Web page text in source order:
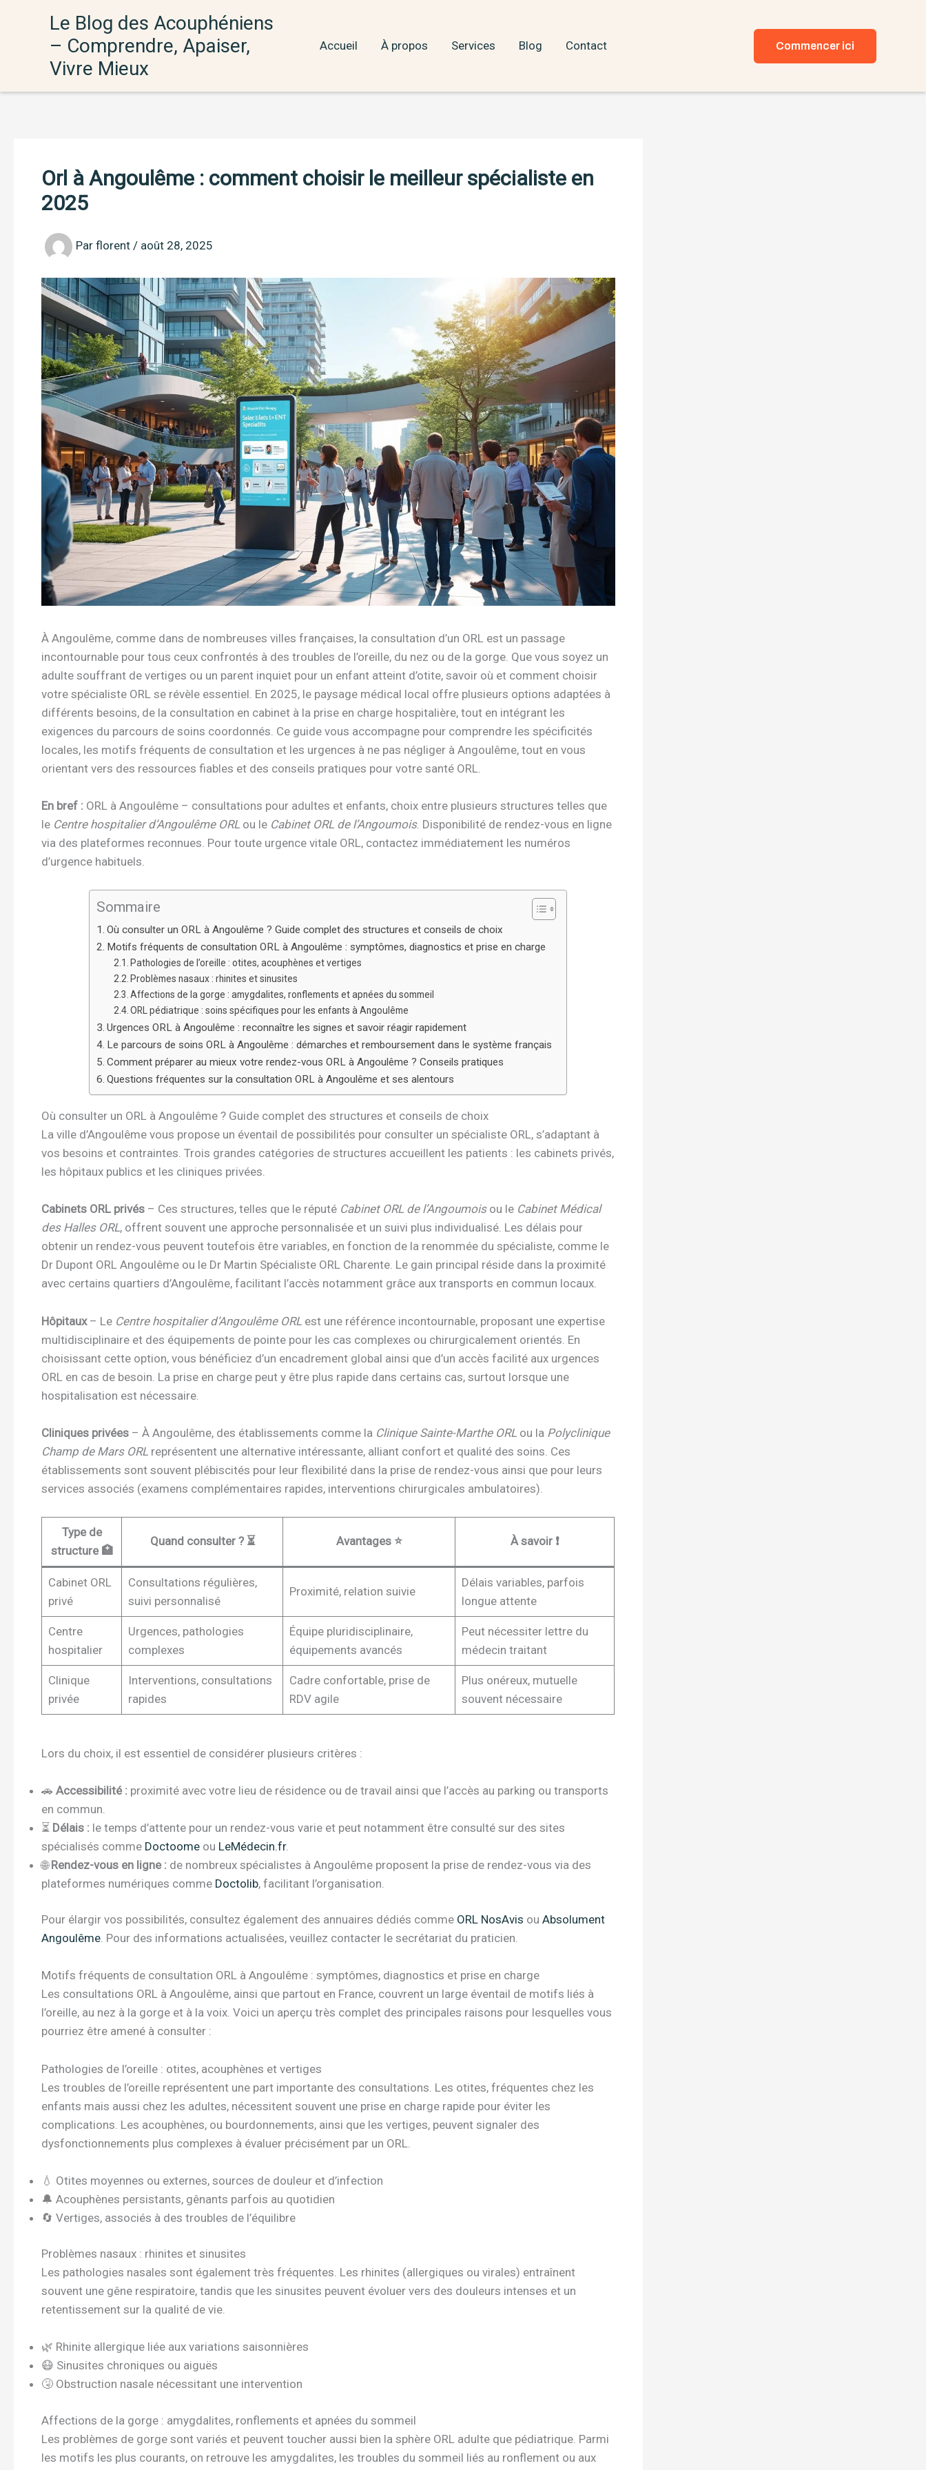
Le Blog des Acouphéniens
– Comprendre, Apaiser,
Vivre Mieux
Accueil À propos Services Blog Contact Commencer ici
Orl à Angoulême : comment choisir le meilleur spécialiste en
2025
Par florent / août 28, 2025
À Angoulême, comme dans de nombreuses villes françaises, la consultation d’un ORL est un passage
incontournable pour tous ceux confrontés à des troubles de l’oreille, du nez ou de la gorge. Que vous soyez un
adulte souffrant de vertiges ou un parent inquiet pour un enfant atteint d’otite, savoir où et comment choisir
votre spécialiste ORL se révèle essentiel. En 2025, le paysage médical local offre plusieurs options adaptées à
différents besoins, de la consultation en cabinet à la prise en charge hospitalière, tout en intégrant les
exigences du parcours de soins coordonnés. Ce guide vous accompagne pour comprendre les spécificités
locales, les motifs fréquents de consultation et les urgences à ne pas négliger à Angoulême, tout en vous
orientant vers des ressources fiables et des conseils pratiques pour votre santé ORL.
En bref : ORL à Angoulême – consultations pour adultes et enfants, choix entre plusieurs structures telles que
le Centre hospitalier d’Angoulême ORL ou le Cabinet ORL de l’Angoumois. Disponibilité de rendez-vous en ligne
via des plateformes reconnues. Pour toute urgence vitale ORL, contactez immédiatement les numéros
d’urgence habituels.
Sommaire
Où consulter un ORL à Angoulême ? Guide complet des structures et conseils de choix
Motifs fréquents de consultation ORL à Angoulême : symptômes, diagnostics et prise en charge
Pathologies de l’oreille : otites, acouphènes et vertiges
Problèmes nasaux : rhinites et sinusites
Affections de la gorge : amygdalites, ronflements et apnées du sommeil
ORL pédiatrique : soins spécifiques pour les enfants à Angoulême
Urgences ORL à Angoulême : reconnaître les signes et savoir réagir rapidement
Le parcours de soins ORL à Angoulême : démarches et remboursement dans le système français
Comment préparer au mieux votre rendez-vous ORL à Angoulême ? Conseils pratiques
Questions fréquentes sur la consultation ORL à Angoulême et ses alentours
Où consulter un ORL à Angoulême ? Guide complet des structures et conseils de choix
La ville d’Angoulême vous propose un éventail de possibilités pour consulter un spécialiste ORL, s’adaptant à
vos besoins et contraintes. Trois grandes catégories de structures accueillent les patients : les cabinets privés,
les hôpitaux publics et les cliniques privées.
Cabinets ORL privés – Ces structures, telles que le réputé Cabinet ORL de l’Angoumoisou le Cabinet Médical
des Halles ORL, offrent souvent une approche personnalisée et un suivi plus individualisé. Les délais pour
obtenir un rendez-vous peuvent toutefois être variables, en fonction de la renommée du spécialiste, comme le
Dr Dupont ORL Angoulême ou le Dr Martin Spécialiste ORL Charente. Le gain principal réside dans la proximité
avec certains quartiers d’Angoulême, facilitant l’accès notamment grâce aux transports en commun locaux.
Hôpitaux– Le Centre hospitalier d’Angoulême ORL est une référence incontournable, proposant une expertise
multidisciplinaire et des équipements de pointe pour les cas complexes ou chirurgicalement orientés. En
choisissant cette option, vous bénéficiez d’un encadrement global ainsi que d’un accès facilité aux urgences
ORL en cas de besoin. La prise en charge peut y être plus rapide dans certains cas, surtout lorsque une
hospitalisation est nécessaire.
Cliniques privées – À Angoulême, des établissements comme la Clinique Sainte-Marthe ORL ou la Polyclinique
Champ de Mars ORL représentent une alternative intéressante, alliant confort et qualité des soins. Ces
établissements sont souvent plébiscités pour leur flexibilité dans la prise de rendez-vous ainsi que pour leurs
services associés (examens complémentaires rapides, interventions chirurgicales ambulatoires).
Type de
structure 🏥
Quand consulter ? ⏳ Avantages ⭐ À savoir ❗
Cabinet ORL
privé
Consultations régulières,
suivi personnalisé
Proximité, relation suivie
Délais variables, parfois
longue attente
Centre
hospitalier
Urgences, pathologies
complexes
Équipe pluridisciplinaire,
équipements avancés
Peut nécessiter lettre du
médecin traitant
Clinique
privée
Interventions, consultations
rapides
Cadre confortable, prise de
RDV agile
Plus onéreux, mutuelle
souvent nécessaire
Lors du choix, il est essentiel de considérer plusieurs critères :
🚗 Accessibilité : proximité avec votre lieu de résidence ou de travail ainsi que l’accès au parking ou transports
en commun.
⏳ Délais : le temps d’attente pour un rendez-vous varie et peut notamment être consulté sur des sites
spécialisés comme Doctoome ou LeMédecin.fr.
🌐Rendez-vous en ligne : de nombreux spécialistes à Angoulême proposent la prise de rendez-vous via des
plateformes numériques comme Doctolib, facilitant l’organisation.
Pour élargir vos possibilités, consultez également des annuaires dédiés comme ORL NosAvis ou Absolument
Angoulême. Pour des informations actualisées, veuillez contacter le secrétariat du praticien.
Motifs fréquents de consultation ORL à Angoulême : symptômes, diagnostics et prise en charge
Les consultations ORL à Angoulême, ainsi que partout en France, couvrent un large éventail de motifs liés à
l’oreille, au nez à la gorge et à la voix. Voici un aperçu très complet des principales raisons pour lesquelles vous
pourriez être amené à consulter :
Pathologies de l’oreille : otites, acouphènes et vertiges
Les troubles de l’oreille représentent une part importante des consultations. Les otites, fréquentes chez les
enfants mais aussi chez les adultes, nécessitent souvent une prise en charge rapide pour éviter les
complications. Les acouphènes, ou bourdonnements, ainsi que les vertiges, peuvent signaler des
dysfonctionnements plus complexes à évaluer précisément par un ORL.
💧 Otites moyennes ou externes, sources de douleur et d’infection
🔔 Acouphènes persistants, gênants parfois au quotidien
🔄 Vertiges, associés à des troubles de l’équilibre
Problèmes nasaux : rhinites et sinusites
Les pathologies nasales sont également très fréquentes. Les rhinites (allergiques ou virales) entraînent
souvent une gêne respiratoire, tandis que les sinusites peuvent évoluer vers des douleurs intenses et un
retentissement sur la qualité de vie.
🌿 Rhinite allergique liée aux variations saisonnières
😷 Sinusites chroniques ou aiguës
🤧 Obstruction nasale nécessitant une intervention
Affections de la gorge : amygdalites, ronflements et apnées du sommeil
Les problèmes de gorge sont variés et peuvent toucher aussi bien la sphère ORL adulte que pédiatrique. Parmi
les motifs les plus courants, on retrouve les amygdalites, les troubles du sommeil liés au ronflement ou aux